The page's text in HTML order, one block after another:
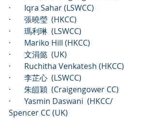
·       Iqra Sahar (LSWCC)
·       張曉瑩  (HKCC)
·       瑪利琳  (LSWCC)
·       Mariko Hill (HKCC)
·       文涓懿  (UK)
·       Ruchitha Venkatesh (HKCC)
·       李芷心  (LSWCC)
·       朱皚穎  (Craigengower CC)
·       Yasmin Daswani  (HKCC/
Spencer CC (UK)